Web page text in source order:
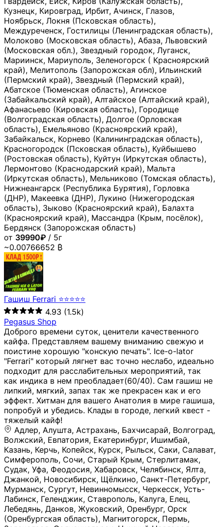
Кузнецк, Кировград, Ирбит, Ачинск, Глазов,
Ноябрьск, Локня (Псковская область),
Междуреченск, Гостилицы (Ленинградская область),
Молоково (Московская область), Абаза, Львовский
(Московская обл.), Звездный городок, Луганск,
Мариинск, Мариуполь, Зеленогорск ( Красноярский
край), Мелитополь (Запорожская обл), Ильинский
(Пермский край), Звездный (Пермский край),
Абатское (Тюменская область), Агинское
(Забайкальский край), Алтайское (Алтайский край),
Афанасьево (Кировская область), Городище
(Волгоградская область), Долгое (Орловская
область), Емельяново (Красноярский край),
Забайкальск, Корнево (Калининградская область),
Красногородск (Псковская область), Куйбышево
(Ростовская область), Куйтун (Иркутская область),
Лермонтово (Краснодарский край), Мальта
(Иркутская область), Мельниково (Томская область),
Нижнеангарск (Республика Бурятия), Горловка
(ДНР), Макеевка (ДНР), Лукино (Нижегородская
область), Зыково (Красноярский край), Балахта
(Красноярский край), Массандра (Крым, посёлок),
Бердянск (Запорожская область)
от 39990₽ / 5г
~0.00766652 ₿
Гашиш Ferrari ⭐⭐⭐⭐⭐
4.93 (1.5k)
Pegasus Shop
Доброго времени суток, ценители качественного
кайфа. Представляем вашему вниманию свежую и
поистине хорошую "конскую печать". Ice-o-lator
"Ferrari" который лягнет вас точно неслабо, идеально
подходит для расслабительных мероприятий, так
как индика в нем преобладает(60/40). Сам гашиш не
липкий, мягкий, запах так же прекрасен как и его
эффект. Хитман для вашего Анатолия в мире гашиша,
попробуй и убедись. Клады в городе, легкий квест -
тяжелый кайф!
Адлер, Алушта, Астрахань, Бахчисарай, Волгоград, Волжский, Евпатория, Екатеринбург, Ишимбай, Казань, Керчь, Копейск, Курск, Рыльск, Саки, Салават, Симферополь, Сочи, Старый Крым, Стерлитамак, Судак, Уфа, Феодосия, Хабаровск, Челябинск, Ялта, Джанкой, Новосибирск, Щёлкино, Санкт-Петербург, Мурманск, Сургут, Невинномысск, Черкесск, Усть-Лабинск, Геленджик, Ставрополь, Калуга, Елец, Лебедянь, Данков, Жуковский, Оренбург, Орск (Оренбургская область), Магнитогорск, Пермь, Зеленоград, Солнечногорск, Нижний Новгород, Лысково, Заволжье, Кстово, Балахна (Нижегородская область), Богородск, Бор (Нижегородская область), Саратов, Энгельс, Ижевск, Тюмень, Ростов-на-Дону, Шахты, Новочеркасск, Батайск, Аксай, Люберцы, Истра, Москва, Армавир, Краснодар, Магадан, Самара, Анапа, Славянск-на-Кубани, Чаплыгин, Липецк, Нижний Тагил, Орехово-Зуево, Усть-Джегута, Лянтор, Нефтеюганск, Пыть-Ях, Урень, Ветлуга, Шахунья, Новороссийск, Крымск, Тимашёвск, Тольятти, Воткинск, Звенигород, Руза, Можайск, Белгород, Воронеж, Соликамск, Нытва, Лысьва (Пермский край), Чусовой, Кунгур, Краснокамск, Миасс, Губаха, Тула, Новомосковск, Донской, Омск, Льгов, Мытищи, Королёв, Ивантеевка, Балашиха, Семилуки, Кудымкар, Старый Оскол, Оса (Пермский край), Одинцово (Московская область), Ханты-Мансийск, Лабинск, Темрюк, Курганинск, Белореченск (Краснодарский край), Алупкa, Губкин, Рязань, Калининград, Усть-Илимск, Фрязино, Минеральные Воды, Пятигорск, Кострома, Ярославль, Коркино, Верхняя Пышма, Подольск, Красноярск, Смоленск, Долгопрудный, Чебоксары, Калачинск, Канск, Киров (Кировская область), Вологда, Рославль, Владивосток, Обнинск, Балабаново (Калужская область), Малоярославец, Брянск, Видное, Ярцево, Вязьма, Гагарин, Приволжск, Фурманов, Чайковский, Кинешма, Горячий Ключ, Улан-Удэ, Туймазы, Дюртюли, Альметьевск, Нефтекамск, Хадыженск, Апшеронск, Майкоп, Уссурийск, Ульяновск, Гатчина, Луга (Ленинградская область), Надым, Ногинск, Электросталь, Железнодорожный (Московская область), Бутурлиновка, Кириллов, Краснознаменск (Калиниградская область), Мышкин, Томмот, Холм, Абакан, Абдулино, Агидель, Агрыз, Адыгейск, Азнакаево, Алатырь, Алдан, Алейск, Александров, Александровск, Алексеевка (Белгородская обл.), Алексин, Амурск, Анадырь, Ангарск, Андреаполь, Анжеро-Судженск, Анива, Апатиты, Арамиль, Ардон, Арзамас, Аркадак, Арсеньев, Артём, Артёмовский, Архангельск, Асбест, Асино, Аткарск, Ахтубинск, Аша, Бабаево (Вологодская область), Бавлы (Республика Татарстан), Байкальск, Бакал, Баксан, Балаклава, Балаково (Саратовская область), Балашов (Саратовская область), Балтийск, Барабинск, Барнаул, Барыш (Ульяновская область), Бежецк, Белая Калитва (Ростовская область), Белебей, Белогорск (Крым), Белозерск, Белокуриха, Беломорск, Белоозёрский (Московская область), Белорецк (Республика Башкортостан), Кызыл, Белоярский (Ханты-Мансийский АО), Бердск, Березники (Пермский край), Берёзовский (Кемеровская область), Берёзовский (Свердловская область), Беслан, Бийск, Бикин, Билибино, Биробиджан, Благовещенск (Амурская область), Благовещенск (Башкортостан), Бобров, Богородицк, Боготол, Богучар, Бокситогорск (Ленинградская область), Бологое (Тверская область), Болхов, Большой Камень (Приморский край), Борисоглебск (Воронежская область), Боровичи (Новгородская область), Боровск, Бородино, Братск, Бронницы (Московская область), Бугульма (Республика Татарстан), Бугуруслан (Оренбургская область), Буинск, Буй, Буйнакск, Валдай, Валуйки, Велиж, Великие Луки, Великий Новгород, Великий Устюг, Вельск, Венёв, Верещагино, Верхнеуральск, Верхний Уфалей, Верхняя Салда, Верхняя Тура, Весьегонск, Вилючинск, Вихоревка, Вичуга, Владикавказ, Волгодонск, Волгореченск, Володарск, Волосово, Волчанск, Вольск, Воркута, Ворсма, Всеволожск (Ленинградская область), Вуктыл, Выкса, Высоковск, Высоцк, Вытегра, Вышний Волочёк, Вяземский, Вязники, Вятские Поляны, Нея, Шилка, Гаврилов Посад, Гаврилов-Ям, Гай, Галич, Гдов, Голицыно, Горно-Алтайск, Горнозаводск, Горняк, Городец, Гороховец, Гремячинск, Грозный, Грязи, Грязовец, Губкинский, Гуково, Гулькевичи, Гурьевск (Калининградская область), Гурьевск (Кемеровская область), Гусев, Гусь-Хрустальный, Давлеканово, Далматово, Дальнегорск, Дегтярск, Дедовск, Демидов, Дербент, Десногорск, Дзержинск, Дзержинский (Московская область), Дивногорск, Димитровград, Дмитровск, Дно, Добрянка, Долинск, Домодедово, Донецк (ДНР), Дорогобуж, Дрезна, Дубна, Дудинка, Духовщина, Дятьково, Егорьевск, Елабуга, Елизово, Ельня (Будет изменено название), Емва, Енисейск, Ермолино, Ершов, Ессентуки, Ефремов, Железноводск, Железногорск (Красноярский край), Железногорск (Курская область), Железногорск-Илимский, Жигулёвск, Жиздра, Жирновск, Жуков, Жуковка, Заводоуковск, Заволжск, Задонск, Заинск, Заозёрный, Заозёрск, Западная Двина, Заполярный, Зарайск, Заречный (Пензенская область), Заречный (Свердловская область), Заринск, Звенигово, Зверево, Зеленогорск ( Ленинградская обл. ), Зеленоградск, Зеленодольск, Зеленокумск, Зерноград, Зима, Змеиногорск, Зубцов, Ивангород, Иваново, Ивдель, Избербаш, Изобильный, Иланский, Инза, Инкерман, Инта, Ипатово, Искитим, Йошкар-Ола, Кадников, Калач, Калач-на-Дону, Калининск, Калтан, Калязин, Камбарка, Каменка (Пензенская область), Каменногорск (Ленинградская область), Каменск-Уральский, Каменск-Шахтинский, Камень-на-Оби, Камешково, Камышин, Канаш, Кандалакша, Карабаново, Карабаш, Карачаевск, Каргат, Каргополь, Карпинск, Карталы, Касимов, Касли, Каспийск, Катав-Ивановск, Катайск, Качканар, Кашин, Кашира, Кемерово, Кемь, Кизел, Кизилюрт, Кизляр, Кимовск, Кимры, Кингисепп, Кинель, Киреевск, Киренск, Киржач, Кириши, Кирово-Чепецк, Кировск (Ленинградская область), Кировск (Мурманская область), Кирсанов, Киселёвск, Кисловодск, Климовск, Клинцы, Княгинино, Ковдор, Ковров, Когалым, Козельск, Козьмодемьянск, Кола, Кологрив, Колпашево, Колпино, Кольчугино, Комсомольск, Комсомольск-на-Амуре, Конаково, Кондопога, Кондрово, Константиновск, Кораблино, Кореновск, Корсаков, Коряжма, Костерёво, Костомукша, Котельники, Котельниково, Котельнич, Котлас, Котовск, Кохма, Красноармейск (Московская область), Краснозаводск, Краснознаменск (Московская область), Краснокаменск, Краснослободск (Волгоградская область), Краснотурьинск, Красноуральск, Красный Сулин, Кремёнки, Кропоткин, Кубинка, Кувшиново (Тверская область), Кудрово, Кулебаки, Кумертау, Курлово, Куровское, Куртамыш, Курчатов, Куса, Кушва, Кыштым, Лабытнанги, Лагань, Лаишево (Республика Татарстан), Лакинск, Лангепас, Лахденпохья, Ленинск-Кузнецкий, Ленск (Республика Саха), Лермонтов (Ставропольский край), Лесозаводск (Приморский край), Лесосибирск, Ливны (Орловская область), Ликино-Дулёво, Липки (Тульская область), Лиски (Воронежская область), Лихославль, Лодейное Поле, Ломоносов (Санкт-Петербург), Лосино-Петровский, Лукоянов, Луховицы, Лыткарино, Любань (Ленинградская область), Любим, Людиново, Магас, Майский, Макаров, Малая Вишера, Малгобек, Мамадыш, Мамоново, Мантурово, Маркс, Махачкала, Мглин, Мегион, Медвежьегорск, Медногорск, Медынь, Меленки, Мелеуз, Менделеевск, Мещовск, Микунь, Миллерово, Минусинск, Миньяр, Мирный (Архангельская область), Мирный (Якутия), Михайловка (Город), Михайловск (Свердловская область), Михайловск (Ставропольский край), Могоча, Можга, Моздок, Мончегорск, Морозовск, Моршанск, Мосальск, Муравленко, Мурино, Муром, Мценск, Мыски, Набережные Челны, Навашино (Нижегородская область), Назарово (Красноярский край), Назрань, Нальчик, Наро-Фоминск, Нарткала, Нарьян-Мар, Находка, Невель (Псковская область), Невельск, Невьянск, Нелидово (Тверская область), Неман, Нерехта (Костромская область), Нерюнгри, Нестеров, Нефтегорск (Самарская область), Нефтекумск, Нижневартовск, Нижнекамск (Республика Татарстан), Нижнеудинск, Нижние Серги, Нижний Ломов, Нижняя Тура, Николаевск-на-Амуре, Никольск (Вологодская область), Никольск (Пензенская область), Новая Ладога, Новая Ляля, Новоалександровск, Новоалтайск, Нововоронеж, Новодвинск, Новозыбков, Новокубанск, Новокуйбышевск, Новомичуринск, Новопавловск, Новоржев, Новосокольники, Новотроицк, Новоульяновск, Новоуральск, Новохопёрск, Новочебоксарск, Новошахтинск, Новый Оскол, Новый Уренгой, Норильск, Нурлат, Нягань, Нязепетровск, Няндома, Облучье, Обоянь, Озёрск (Калининградская область), Озёрск (Челябинская область), Озёры, Октябрьск (Самарская область), Октябрьский (Башкортостан), Окуловка (Новгородская область), Оленегорск, Олонец, Онега, Опочка, Осинники, Осташков, Остров, Острогожск, Отрадный, Оха, Павлово, Павловск (Воронежская область), Павловск (Санкт-Петербург), Павловский Посад, Партизанск, Певек, Пенза, Первоуральск, Перевоз, Пересвет, Переславль-Залесский, Пестово (Новгородская область), Петрозаводск, Петропавловск-Камчатский, Печоры, Пикалёво, Пионерский, Питкяранта, Плавск, Плёс, Подпорожье, Покачи, Покров, Покровск, Полесск, Полысаево, Полярные Зори, Полярный, Поронайск, Порхов, Похвистнево, Почеп, Починок, Пошехонье, Правдинск, Приморск (Калининградская область), Приморско-Ахтарск, Приозерск, Прокопьевск, Протвино, Прохладный, Пугачёв, Пудож, Пустошка, Пушкино, Пущино, Пыталово, Радужный (Владимирская область), Радужный (Ханты-Мансийский АО), Райчихинск, Раменское, Рассказово, Ревда, Реж, Реутов, Родники, Россошь, Ростов (Ярославская обл.), Рошаль, Ртищево, Рубцовск, Рузаевка, Рыбинск, Рыбное, Ряжск, Салехард, Сальск, Саранск, Сарапул, Саров, Сасово, Сатка, Сафоново, Саяногорск, Саянск, Светлогорск, Светлоград, Светлый, Светогорск (Ленинградская область), Свободный, Себеж, Северобайкальск, Северодвинск, Североуральск, Сегежа, Семикаракорск, Сенгилей, Серафимович, Сергач, Сергиев Посад, Сердобск, Сертолово (Ленинградская область), Сестрорецк (Ленинградская область), Сибай, Скопин, Славгород, Сланцы, Слободской, Слюдянка, Собинка, Советск (Кировская область), Советск (Калининградская область), Советск (Тульская область), Советская Гавань, Советский (Ханты-Мансийский АО), Сокол (Вологодская область), Солигалич, Соль-Илецк, Сольцы, Сортавала, Сосенский, Сосновоборск, Сосновый Бор (Ленинградская область), Сосногорск, Спас-Клепики, Спасск-Рязанский, С